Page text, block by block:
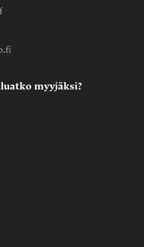
myyjäksi?